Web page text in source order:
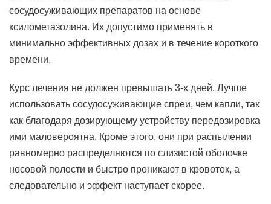
сосудосуживающих препаратов на основе
ксилометазолина. Их допустимо применять в
минимально эффективных дозах и в течение короткого
времени.
Курс лечения не должен превышать 3-х дней. Лучше
использовать сосудосуживающие спреи, чем капли, так
как благодаря дозирующему устройству передозировка
ими маловероятна. Кроме этого, они при распылении
равномерно распределяются по слизистой оболочке
носовой полости и быстро проникают в кровоток, а
следовательно и эффект наступает скорее.